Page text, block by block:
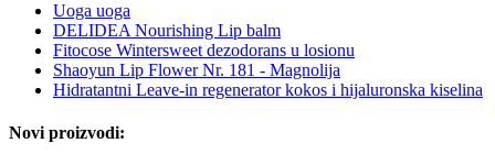
Uoga uoga
DELIDEA Nourishing Lip balm
Fitocose Wintersweet dezodorans u losionu
Shaoyun Lip Flower Nr. 181 - Magnolija
Hidratantni Leave-in regenerator kokos i hijaluronska kiselina
Novi proizvodi: